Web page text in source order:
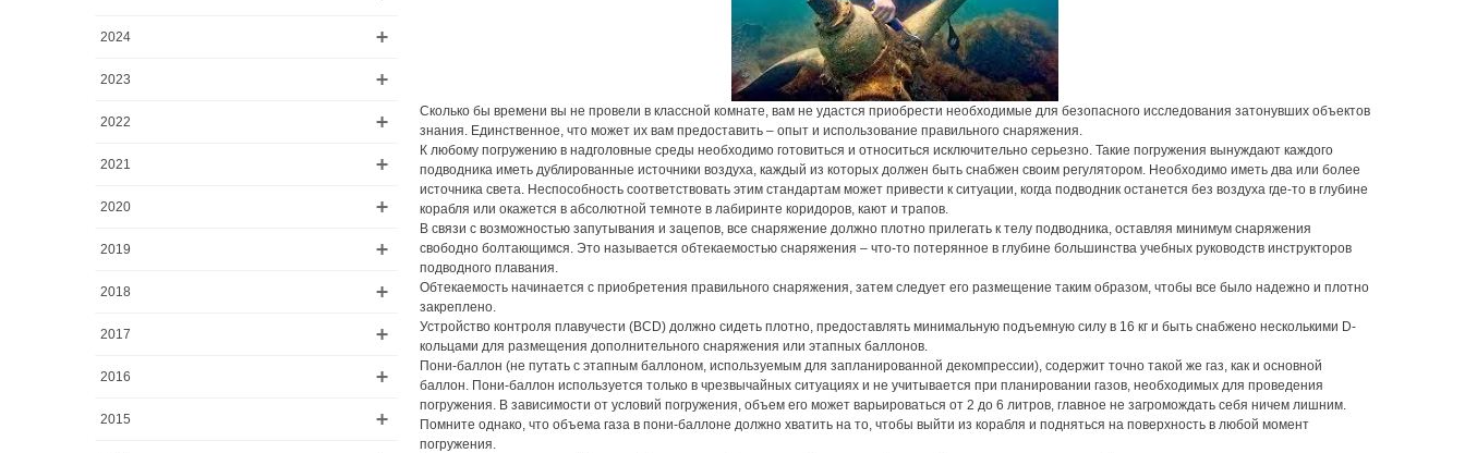
2024
2023
2022
2021
2020
2019
2018
2017
2016
2015
Сколько бы времени вы не провели в классной комнате, вам не удастся приобрести необходимые для безопасного исследования затонувших объектов
знания. Единственное, что может их вам предоставить – опыт и использование правильного снаряжения.
К любому погружению в надголовные среды необходимо готовиться и относиться исключительно серьезно. Такие погружения вынуждают каждого
подводника иметь дублированные источники воздуха, каждый из которых должен быть снабжен своим регулятором. Необходимо иметь два или более
источника света. Неспособность соответствовать этим стандартам может привести к ситуации, когда подводник останется без воздуха где-то в глубине
корабля или окажется в абсолютной темноте в лабиринте коридоров, кают и трапов.
В связи с возможностью запутывания и зацепов, все снаряжение должно плотно прилегать к телу подводника, оставляя минимум снаряжения
свободно болтающимся. Это называется обтекаемостью снаряжения – что-то потерянное в глубине большинства учебных руководств инструкторов
подводного плавания.
Обтекаемость начинается с приобретения правильного снаряжения, затем следует его размещение таким образом, чтобы все было надежно и плотно
закреплено.
Устройство контроля плавучести (BCD) должно сидеть плотно, предоставлять минимальную подъемную силу в 16 кг и быть снабжено несколькими D-
кольцами для размещения дополнительного снаряжения или этапных баллонов.
Пони-баллон (не путать с этапным баллоном, используемым для запланированной декомпрессии), содержит точно такой же газ, как и основной
баллон. Пони-баллон используется только в чрезвычайных ситуациях и не учитывается при планировании газов, необходимых для проведения
погружения. В зависимости от условий погружения, объем его может варьироваться от 2 до 6 литров, главное не загромождать себя ничем лишним.
Помните однако, что объема газа в пони-баллоне должно хватить на то, чтобы выйти из корабля и подняться на поверхность в любой момент
погружения.